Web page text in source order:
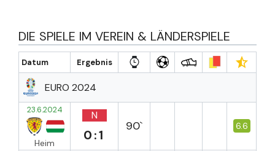
DIE SPIELE IM VEREIN & LÄNDERSPIELE
Datum Ergebnis
EURO 2024
23.6.2024
Heim
N
0:1
90` 6.6